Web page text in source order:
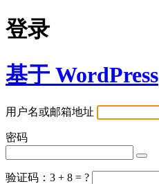
登录
基于 WordPress
用户名或邮箱地址
密码
验证码：3 + 8 = ?